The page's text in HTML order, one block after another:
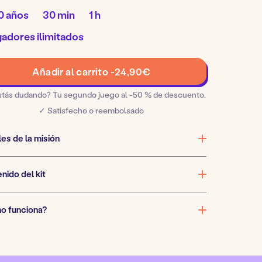
años
Tiempo
de
preparación:
30 min
Duración
del1 h
ilimitados
aventura
alrededor
mundo
Añadir al carrito -24,90€
dudando? Tu segundo juego al -50 % de descuento.
✓ Satisfecho o reembolsado
de la misión
del kit
funciona?